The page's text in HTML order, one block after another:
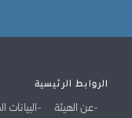
الروابط الرئيسية
عن الهيئة البيانات